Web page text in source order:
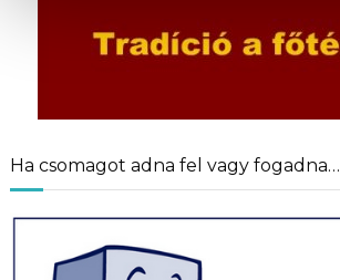
Ha csomagot adna fel vagy fogadna…